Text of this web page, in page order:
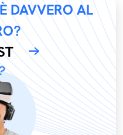
DAVVERO AL